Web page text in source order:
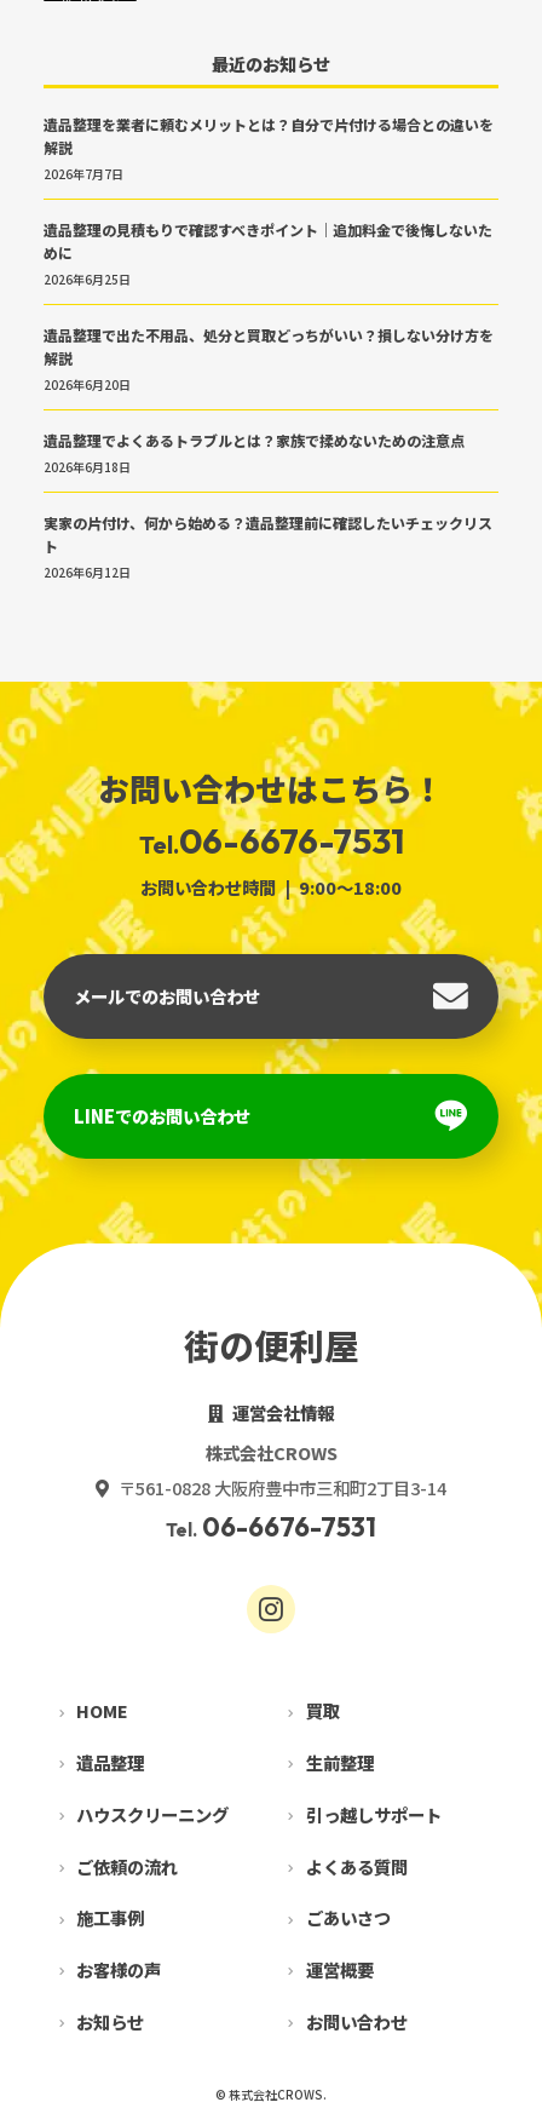
最近のお知らせ
遺品整理を業者に頼むメリットとは？自分で片付ける場合との違いを
解説
2026年7月7日
遺品整理の見積もりで確認すべきポイント｜追加料金で後悔しないた
めに
2026年6月25日
遺品整理で出た不用品、処分と買取どっちがいい？損しない分け方を
解説
2026年6月20日
遺品整理でよくあるトラブルとは？家族で揉めないための注意点
2026年6月18日
実家の片付け、何から始める？遺品整理前に確認したいチェックリス
ト
2026年6月12日
お問い合わせはこちら！
Tel.06-6676-7531
お問い合わせ時間 9:00～18:00
メールでのお問い合わせ
LINEでのお問い合わせ
街の便利屋
運営会社情報
株式会社CROWS
〒561-0828 大阪府豊中市三和町2丁目3-14
Tel. 06-6676-7531
HOME 買取
遺品整理 生前整理
ハウスクリーニング 引っ越しサポート
ご依頼の流れ よくある質問
施工事例 ごあいさつ
お客様の声 運営概要
お知らせ お問い合わせ
© 株式会社CROWS.